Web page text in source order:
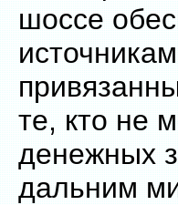
шоссе
те, кто не
денежных
дальним